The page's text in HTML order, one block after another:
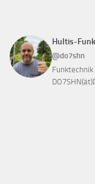
Hultis-
@do7shn